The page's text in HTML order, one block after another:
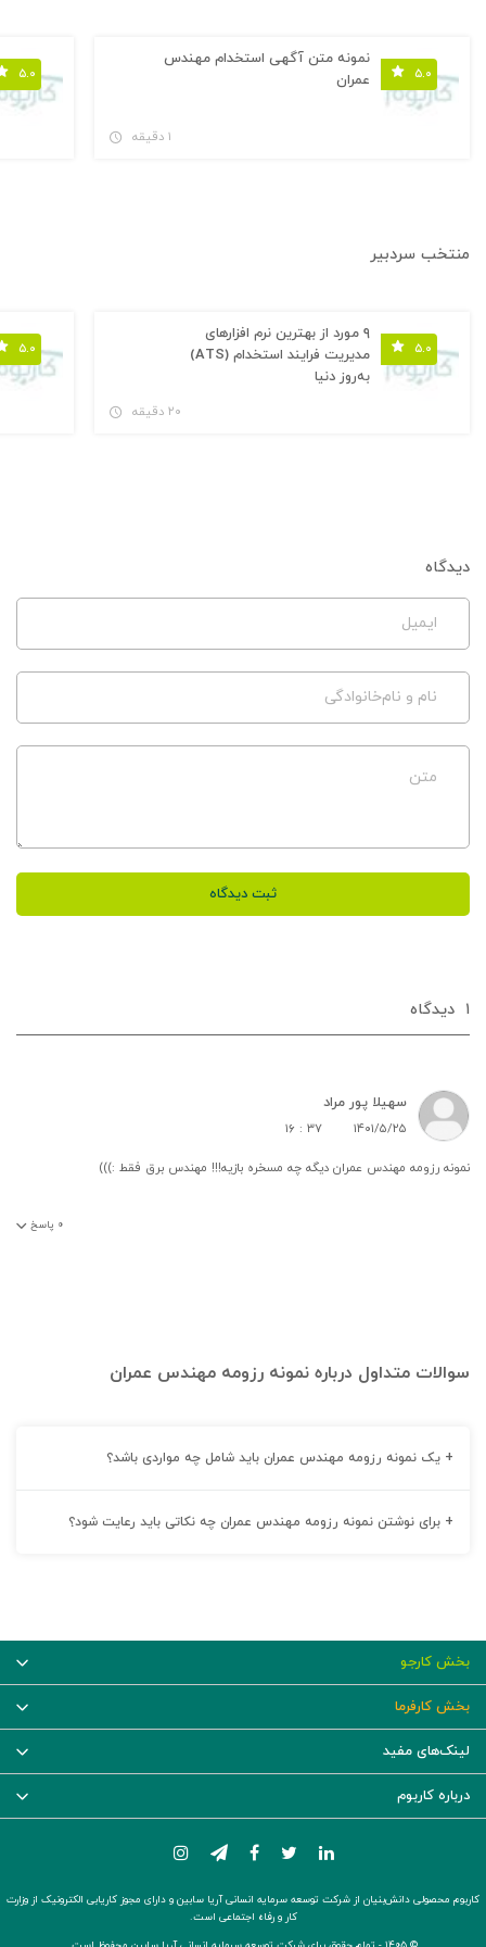
۵.۰
نمونه متن آگهی استخدام مهندس
عمران
۱ دقیقه
۵.۰
منتخب سردبیر
۵.۰
۹ مورد از بهترین نرم افزارهای
مدیریت فرایند استخدام (ATS)
به‌روز دنیا
۲۰ دقیقه
۵.۰
دیدگاه
ایمیل
نام و نام‌خانوادگی
متن
ثبت دیدگاه
۱ دیدگاه‌
سهیلا پور مراد
۱۴۰۱/۵/۲۵ ۱۶ : ۳۷
نمونه رزومه مهندس عمران دیگه چه مسخره بازیه!!! مهندس برق فقط :)))
۰ پاسخ
سوالات متداول درباره نمونه رزومه مهندس عمران
+ یک نمونه رزومه مهندس عمران باید شامل چه مواردی باشد؟
+ برای نوشتن نمونه رزومه مهندس عمران چه نکاتی باید رعایت شود؟
بخش کارجو
بخش کارفرما
لینک‌های مفید
درباره کاربوم
کاربوم محصولی دانش‌بنیان از شرکت توسعه سرمایه انسانی آریا سابین و دارای مجوز کاریابی الکترونیک از وزارت
کار و رفاه اجتماعی است.